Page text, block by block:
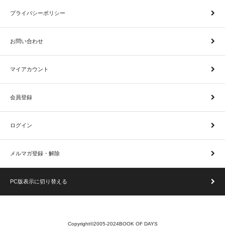
プライバシーポリシー
お問い合わせ
マイアカウント
会員登録
ログイン
メルマガ登録・解除
PC版表示に切り替える
Copyright©2005-2024BOOK OF DAYS